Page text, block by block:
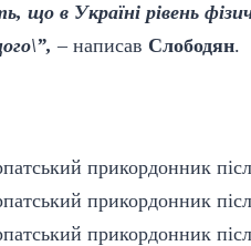
що в Україні рівень
– написав Слободян.